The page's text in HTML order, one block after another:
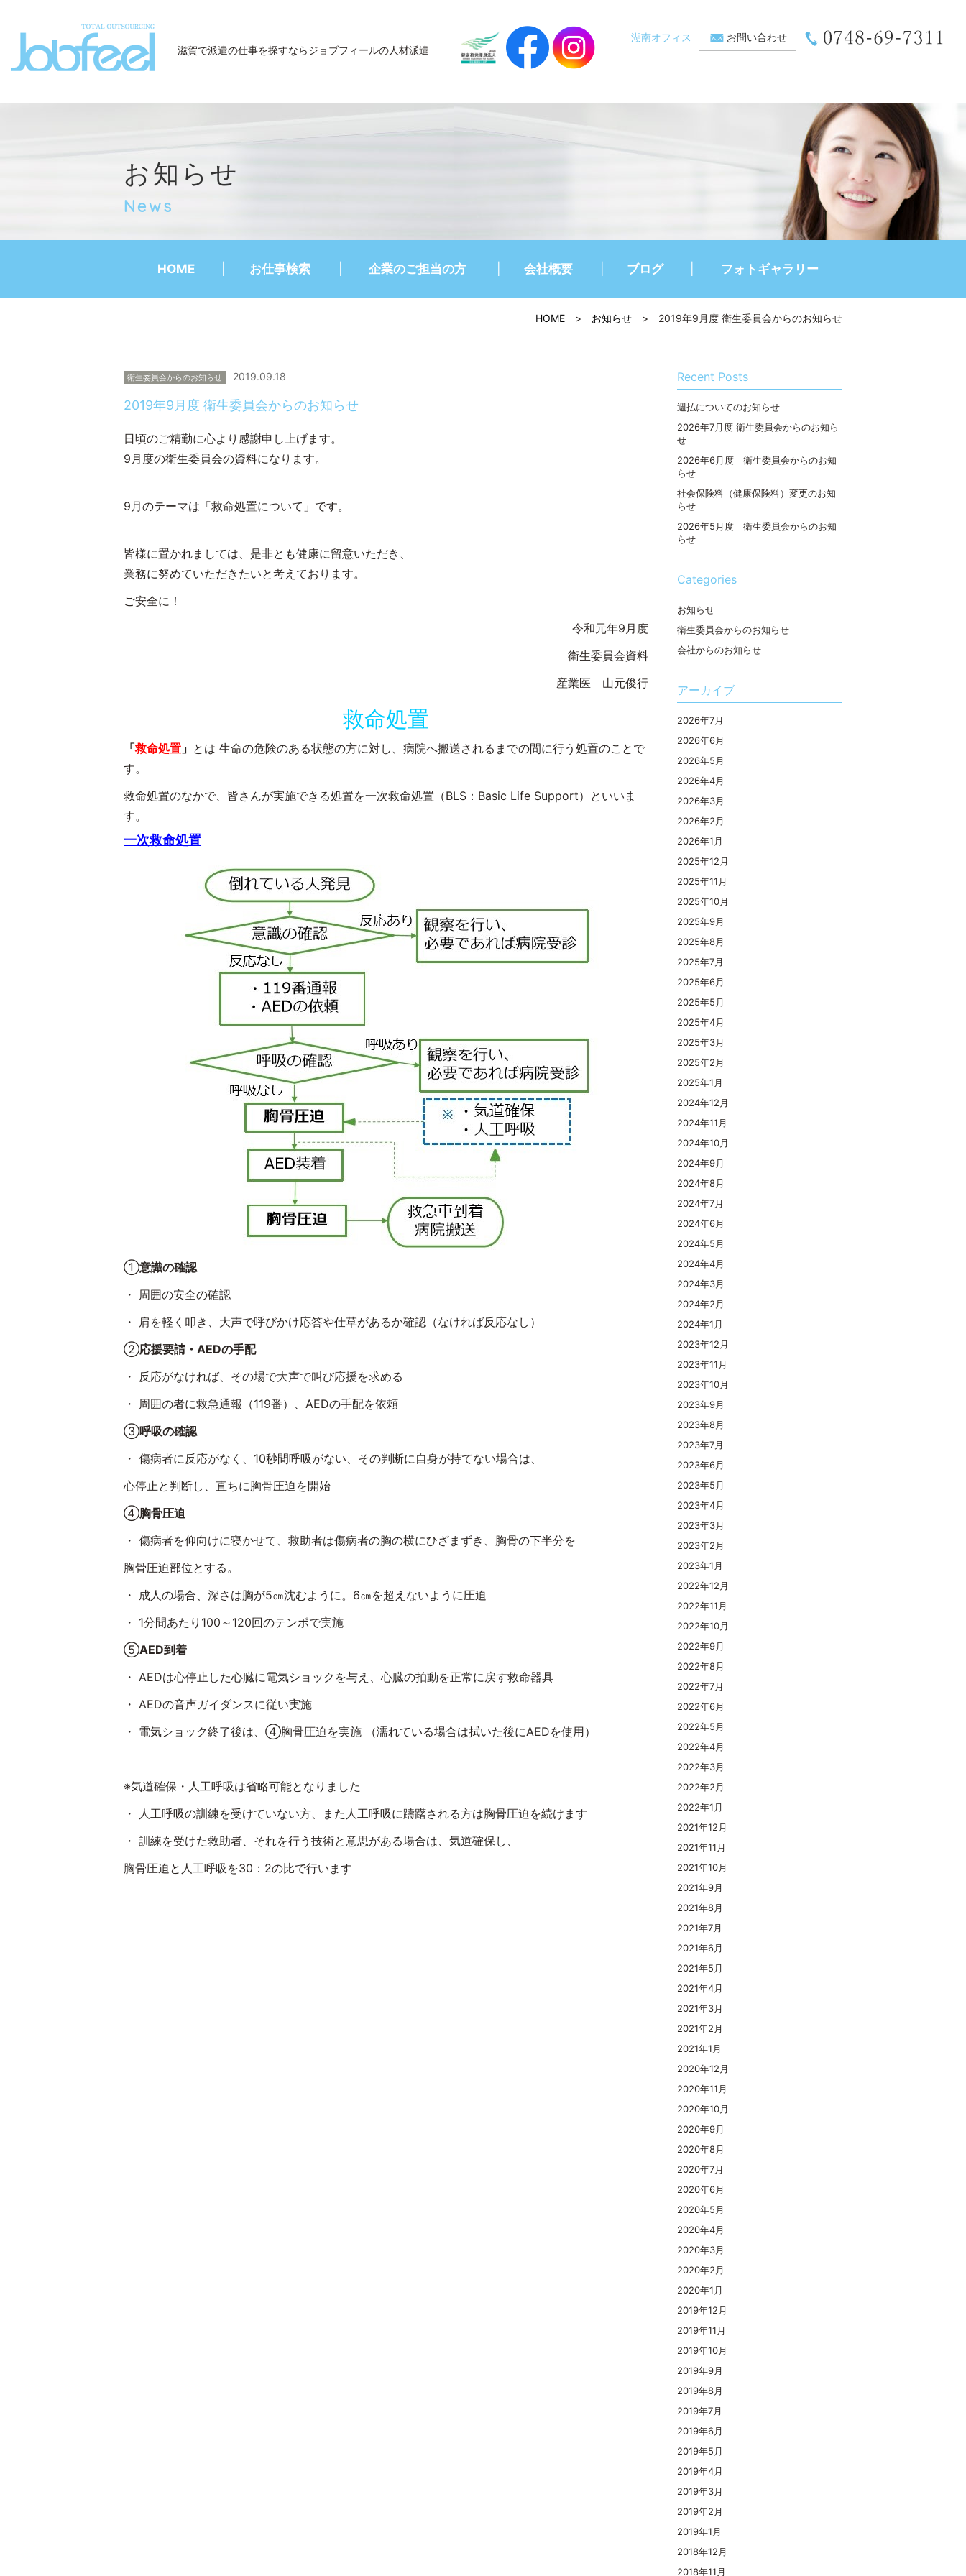
滋賀で派遣の仕事を探すならジョブフィールの人材派遣
湖南オフィス お問い合わせ
お知らせ
News
HOME お仕事検索 企業のご担当の方 会社概要 ブログ フォトギャラリー
HOME > お知らせ > 2019年9月度 衛生委員会からのお知らせ
衛生委員会からのお知らせ 2019.09.18
2019年9月度 衛生委員会からのお知らせ
日頃のご精勤に心より感謝申し上げます。
9月度の衛生委員会の資料になります。
9月のテーマは「救命処置について」です。
皆様に置かれましては、是非とも健康に留意いただき、
業務に努めていただきたいと考えております。
ご安全に！
令和元年9月度
衛生委員会資料
産業医 山元俊行
救命処置
「救命処置 」 とは 生命の危険のある状態の方に対し、病院へ搬送されるまでの間に行う処置のことで
す。
救命処置のなかで、皆さんが実施できる処置を一次救命処置（BLS ： Basic Life Support）といいま
す。
一次救命処置
①意識の確認
・ 周囲の安全の確認
・ 肩を軽く叩き、大声で呼びかけ応答や仕草があるか確認（なければ反応なし）
②応援要請・AEDの手配
・ 反応がなければ、その場で大声で叫び応援を求める
・ 周囲の者に救急通報（119番）、 AEDの手配を依頼
③呼吸の確認
・ 傷病者に反応がなく、 10秒間呼吸がない、その判断に自身が持てない場合は、
心停止と判断し、直ちに胸骨圧迫を開始
④胸骨圧迫
・ 傷病者を仰向けに寝かせて、救助者は傷病者の胸の横にひざまずき、胸骨の下半分を
胸骨圧迫部位とする。
・ 成人の場合、深さは胸が5㎝沈むように。 6㎝を超えないように圧迫
・ 1分間あたり 100 ～ 120回のテンポで実施
⑤AED到着
・ AEDは心停止した心臓に電気ショックを与え、心臓の拍動を正常に戻す救命器具
・ AEDの音声ガイダンスに従い実施
・ 電気ショック終了後は、④胸骨圧迫を実施 （濡れている場合は拭いた後にAEDを使用）
※気道確保・人工呼吸は省略可能となりました
・ 人工呼吸の訓練を受けていない方、また人工呼吸に躊躇される方は胸骨圧迫を続けます
・ 訓練を受けた救助者、それを行う技術と意思がある場合は、気道確保し、
胸骨圧迫と人工呼吸を30 ： 2の比で行います
Recent Posts
週払についてのお知らせ
2026年7月度 衛生委員会からのお知ら
せ
2026年6月度 衛生委員会からのお知
らせ
社会保険料（健康保険料）変更のお知
らせ
2026年5月度 衛生委員会からのお知
らせ
Categories
お知らせ
衛生委員会からのお知らせ
会社からのお知らせ
アーカイブ
2026年7月
2026年6月
2026年5月
2026年4月
2026年3月
2026年2月
2026年1月
2025年12月
2025年11月
2025年10月
2025年9月
2025年8月
2025年7月
2025年6月
2025年5月
2025年4月
2025年3月
2025年2月
2025年1月
2024年12月
2024年11月
2024年10月
2024年9月
2024年8月
2024年7月
2024年6月
2024年5月
2024年4月
2024年3月
2024年2月
2024年1月
2023年12月
2023年11月
2023年10月
2023年9月
2023年8月
2023年7月
2023年6月
2023年5月
2023年4月
2023年3月
2023年2月
2023年1月
2022年12月
2022年11月
2022年10月
2022年9月
2022年8月
2022年7月
2022年6月
2022年5月
2022年4月
2022年3月
2022年2月
2022年1月
2021年12月
2021年11月
2021年10月
2021年9月
2021年8月
2021年7月
2021年6月
2021年5月
2021年4月
2021年3月
2021年2月
2021年1月
2020年12月
2020年11月
2020年10月
2020年9月
2020年8月
2020年7月
2020年6月
2020年5月
2020年4月
2020年3月
2020年2月
2020年1月
2019年12月
2019年11月
2019年10月
2019年9月
2019年8月
2019年7月
2019年6月
2019年5月
2019年4月
2019年3月
2019年2月
2019年1月
2018年12月
2018年11月